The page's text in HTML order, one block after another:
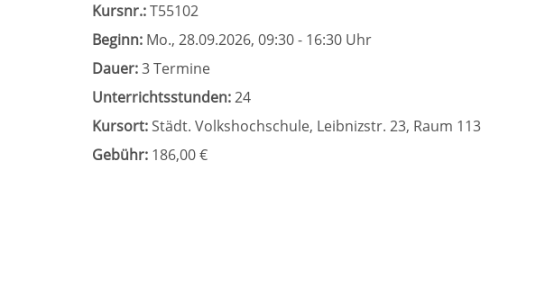
Kursnr.:T55102
Beginn: Mo., 28.09.2026, 09:30 - 16:30 Uhr
Dauer:3 Termine
Unterrichtsstunden:24
Kursort:Städt. Volkshochschule, Leibnizstr. 23, Raum 113
Gebühr: 186,00 €